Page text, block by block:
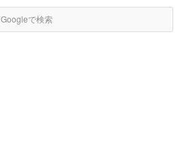
Googleで検索